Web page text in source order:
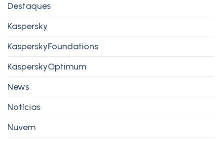
Destaques
Kaspersky
KasperskyFoundations
KasperskyOptimum
News
Notícias
Nuvem